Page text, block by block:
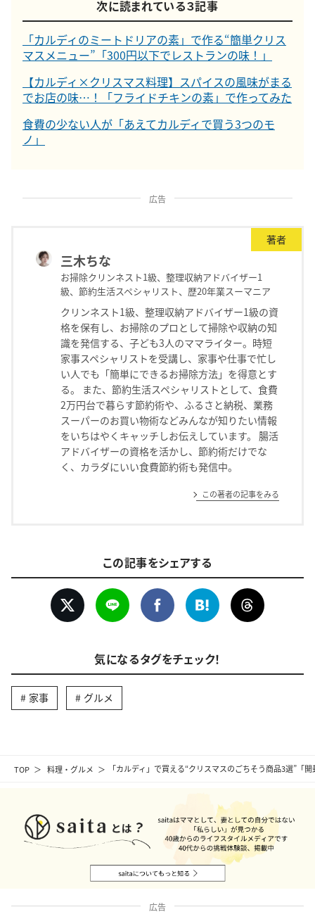
TOP 料理・グルメ 「カルディ」で買える“クリスマスのごちそう商品3選”「
次に読まれている３記事
「カルディのミートドリアの素」で作る“簡単クリス
マスメニュー”「300円以下でレストランの味！」
【カルディ×クリスマス料理】スパイスの風味がまる
でお店の味…！「フライドチキンの素」で作ってみた
食費の少ない人が「あえてカルディで買う3つのモ
ノ」
広告
著者
三木ちな
お掃除クリンネスト1級、整理収納アドバイザー1
級、節約生活スペシャリスト、歴20年業スーマニア
クリンネスト1級、整理収納アドバイザー1級の資
格を保有し、お掃除のプロとして掃除や収納の知
識を発信する、子ども3人のママライター。時短
家事スペシャリストを受講し、家事や仕事で忙し
い人でも「簡単にできるお掃除方法」を得意とす
る。 また、節約生活スペシャリストとして、食費
2万円台で暮らす節約術や、ふるさと納税、業務
スーパーのお買い物術などみんなが知りたい情報
をいちはやくキャッチしお伝えしています。 腸活
アドバイザーの資格を活かし、節約術だけでな
く、カラダにいい食費節約術も発信中。
この著者の記事をみる
この記事をシェアする
気になるタグをチェック！
家事 グルメ
広告